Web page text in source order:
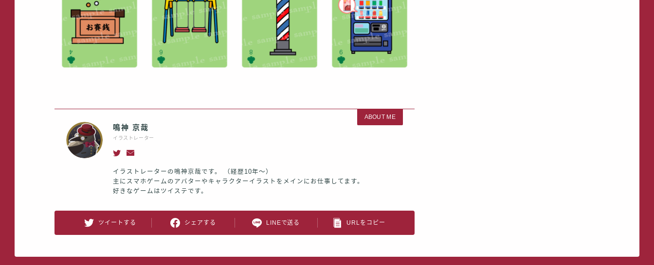
ABOUT ME
鳴神 京哉
イラストレーター
イラストレーターの鳴神京哉です。 （経歴10年〜）
主にスマホゲームのアバターやキャラクターイラストをメインにお仕事してます。
好きなゲームはツイステです。
ツイートする シェアする LINEで送る URLをコピー